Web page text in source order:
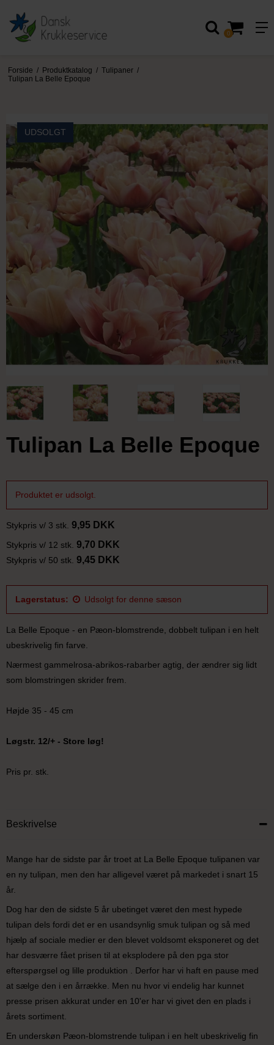
0
Forside / Produktkatalog / Tulipaner /
Tulipan La Belle Epoque
UDSOLGT
Tulipan La Belle Epoque
Produktet er udsolgt.
Stykpris v/ 3 stk. 9,95 DKK
Stykpris v/ 12 stk. 9,70 DKK
Stykpris v/ 50 stk. 9,45 DKK
Lagerstatus: Udsolgt for denne sæson
La Belle Epoque - en Pæon-blomstrende, dobbelt tulipan i en helt
ubeskrivelig fin farve.
Nærmest gammelrosa-abrikos-rabarber agtig, der ændrer sig lidt
som blomstringen skrider frem.
Højde 35 - 45 cm
Løgstr. 12/+ - Store løg!
Pris pr. stk.
Beskrivelse
Mange har de sidste par år troet at La Belle Epoque tulipanen var
en ny tulipan, men den har alligevel været på markedet i snart 15
år.
Dog har den de sidste 5 år ubetinget været den mest hypede
tulipan dels fordi det er en usandsynlig smuk tulipan og så med
hjælp af sociale medier er den blevet voldsomt eksponeret og det
har desværre fået prisen til at eksplodere på den pga stor
efterspørgsel og lille produktion . Derfor har vi haft en pause med
at sælge den i en årrække. Men nu hvor vi endelig har kunnet
presse prisen akkurat under en 10'er har vi givet den en plads i
årets sortiment.
En underskøn Pæon-blomstrende tulipan i en helt ubeskrivelig fin